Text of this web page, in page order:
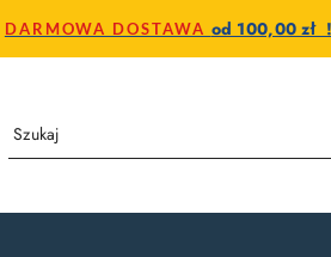
DARMOWA DOSTAWA od 100,00 zł